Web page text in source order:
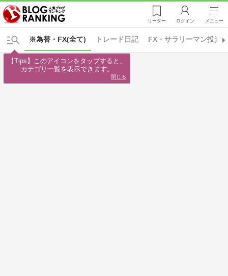
リーダー ログイン メニュー
※為替・FX(全て) トレード日記 FX・サラリーマン投資
【Tips】このアイコンをタップすると、
カテゴリ一覧を表示できます。
閉じる